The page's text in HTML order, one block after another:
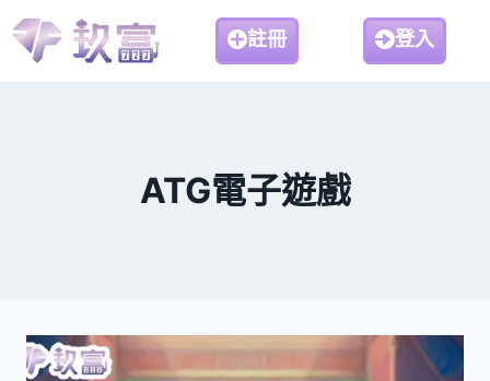
註冊 登入
ATG電子遊戲